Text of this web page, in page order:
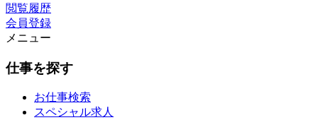
閲覧履歴
会員登録
メニュー
仕事を探す
お仕事検索
スペシャル求人